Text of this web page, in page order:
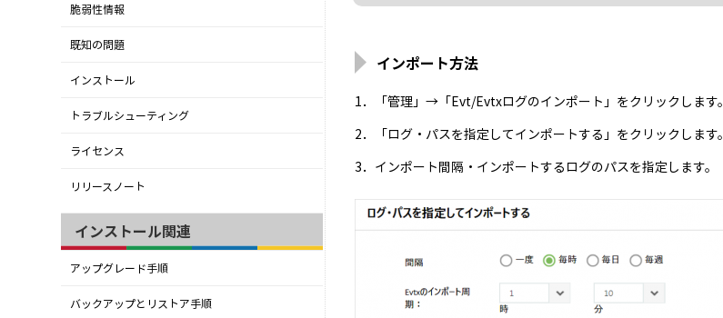
脆弱性情報
既知の問題
インストール
トラブルシューティング
ライセンス
リリースノート
インストール関連
アップグレード手順
バックアップとリストア手順
インポート方法
1．「管理」→「Evt/Evtxログのインポート」をクリックします。
2．「ログ・パスを指定してインポートする」をクリックします。
3．インポート間隔・インポートするログのパスを指定します。